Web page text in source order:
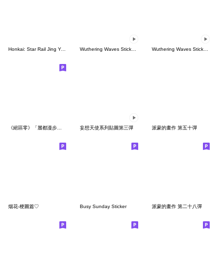
Honkai: Star Rail Jing Yuan's Daily Life Wuthering Waves Sticker Set Vol.13
妄想天使系列貼圖第三彈 派蒙的畫作 第五十彈
烟花-梗圖篇♡ Busy Sunday Sticker 派蒙的畫作 第二十八彈